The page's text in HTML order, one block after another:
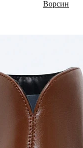
Ворсин